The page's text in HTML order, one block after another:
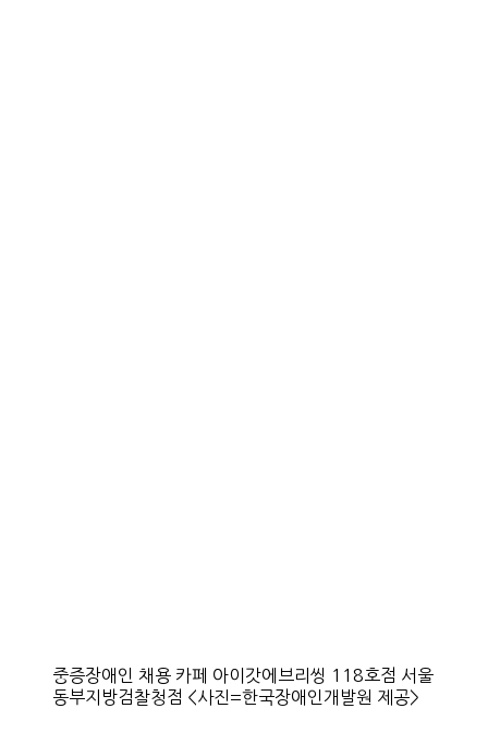
중증장애인 채용 카페 아이갓에브리씽 118호점 서울
동부지방검찰청점 <사진=한국장애인개발원 제공>